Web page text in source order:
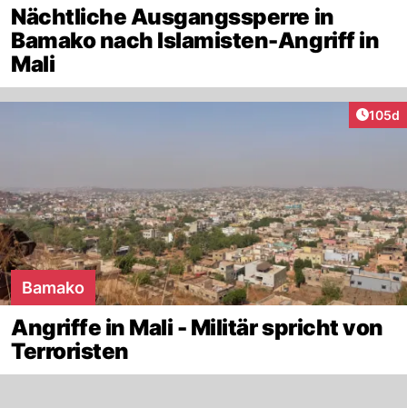
Nächtliche Ausgangssperre in
Bamako nach Islamisten-Angriff in
Mali
105d
Bamako
Angriffe in Mali - Militär spricht von
Terroristen